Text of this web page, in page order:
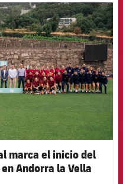
Barcelona badge
marca el inicio del
Andorra la Vella